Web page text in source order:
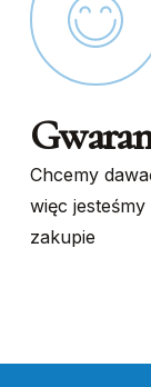
Chcemy
więc
zakupie